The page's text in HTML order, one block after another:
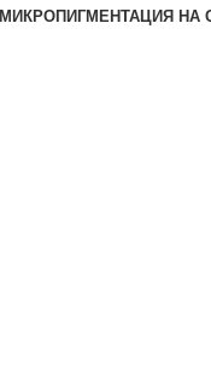
МИКРОПИГМЕНТАЦИЯ НА